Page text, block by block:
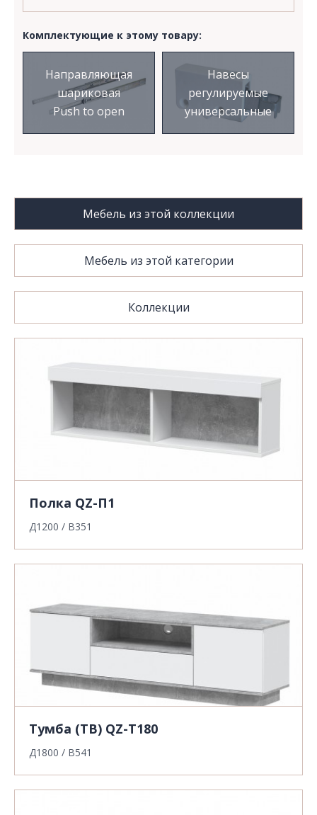
Комплектующие к этому товару:
Направляющая
шариковая
Push to open
Навесы
регулируемые
универсальные
Мебель из этой коллекции
Мебель из этой категории
Коллекции
Полка QZ-П1
Д1200 / В351
Тумба (ТВ) QZ-Т180
Д1800 / В541